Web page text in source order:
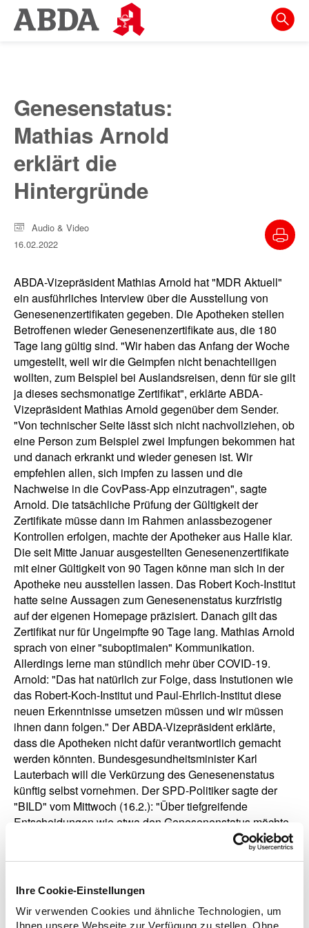
Ihre Cookie-Einstellungen
Wir verwenden Cookies und ähnliche Technologien, um
Ihnen unsere Webseite zur Verfügung zu stellen. Ohne
Springe
direkt
zur
Meta-
Navigation
Inhalt
zur
Suche
Genesenstatus:
Mathias Arnold
erklärt die
Hintergründe
Audio & Video
16.02.2022
ABDA-Vizepräsident Mathias Arnold hat "MDR Aktuell"
ein ausführliches Interview über die Ausstellung von
Genesenenzertifikaten gegeben. Die Apotheken stellen
Betroffenen wieder Genesenenzertifikate aus, die 180
Tage lang gültig sind. "Wir haben das Anfang der Woche
umgestellt, weil wir die Geimpfen nicht benachteiligen
wollten, zum Beispiel bei Auslandsreisen, denn für sie gilt
ja dieses sechsmonatige Zertifikat", erklärte ABDA-
Vizepräsident Mathias Arnold gegenüber dem Sender.
"Von technischer Seite lässt sich nicht nachvollziehen, ob
eine Person zum Beispiel zwei Impfungen bekommen hat
und danach erkrankt und wieder genesen ist. Wir
empfehlen allen, sich impfen zu lassen und die
Nachweise in die CovPass-App einzutragen", sagte
Arnold. Die tatsächliche Prüfung der Gültigkeit der
Zertifikate müsse dann im Rahmen anlassbezogener
Kontrollen erfolgen, machte der Apotheker aus Halle klar.
Die seit Mitte Januar ausgestellten Genesenenzertifikate
mit einer Gültigkeit von 90 Tagen könne man sich in der
Apotheke neu ausstellen lassen. Das Robert Koch-Institut
hatte seine Aussagen zum Genesenenstatus kurzfristig
auf der eigenen Homepage präzisiert. Danach gilt das
Zertifikat nur für Ungeimpfte 90 Tage lang. Mathias Arnold
sprach von einer "suboptimalen" Kommunikation.
Allerdings lerne man stündlich mehr über COVID-19.
Arnold: "Das hat natürlich zur Folge, dass Instutionen wie
das Robert-Koch-Institut und Paul-Ehrlich-Institut diese
neuen Erkenntnisse umsetzen müssen und wir müssen
ihnen dann folgen." Der ABDA-Vizepräsident erklärte,
dass die Apotheken nicht dafür verantwortlich gemacht
werden könnten. Bundesgesundheitsminister Karl
Lauterbach will die Verkürzung des Genesenenstatus
künftig selbst vornehmen. Der SPD-Politiker sagte der
"BILD" vom Mittwoch (16.2.): "Über tiefgreifende
Entscheidungen wie etwa den Genesenenstatus möchte
ich selbst und direkt entscheiden. Sonst trage ich die
politische Verantwortung für das Handeln anderer". Das
gesendet.